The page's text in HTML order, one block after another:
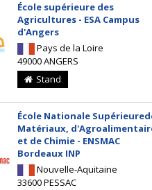
École supérieure des
Agricultures - ESA Campus
d'Angers
Pays de la Loire
49000 ANGERS
Stand
École Nationale
Matériaux,
et de Chimie - ENSMAC
Bordeaux INP
Nouvelle-Aquitaine
33600 PESSAC